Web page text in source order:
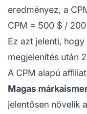
eredményez, a
CPM = 500 $ /
Ez azt jelenti,
megjelenítés után
A CPM alapú
Magas
jelentősen növelik